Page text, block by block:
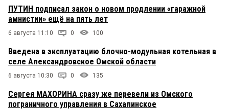
ПУТИН подписал закон о новом продлении «гаражной
амнистии» ещё на пять лет
6 августа 11:10 0 100
Введена в эксплуатацию блочно-модульная котельная в
селе Александровское Омской области
6 августа 10:30 0 135
Сергея МАХОРИНА сразу же перевели из Омского
пограничного управления в Сахалинское